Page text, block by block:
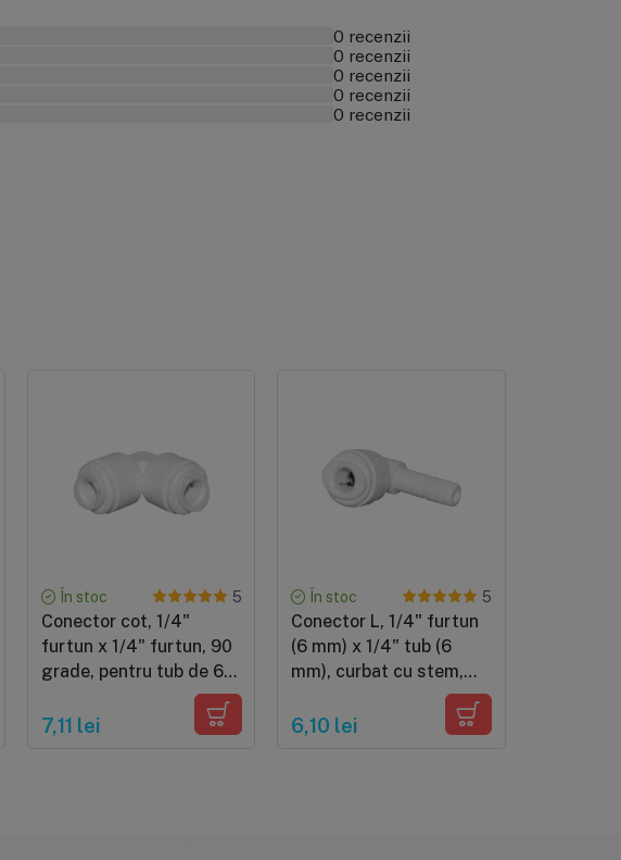
0 recenzii
0 recenzii
0 recenzii
0 recenzii
0 recenzii
În stoc 5
Conector cot, 1/4"
furtun x 1/4" furtun, 90
grade, pentru tub de 6
7,11 lei
În stoc 5
Conector L, 1/4" furtun
(6 mm) x 1/4" tub (6
mm), curbat cu stem,
cuplare cu mufa rapida
pentru furtun de 6 mm
6,10 lei